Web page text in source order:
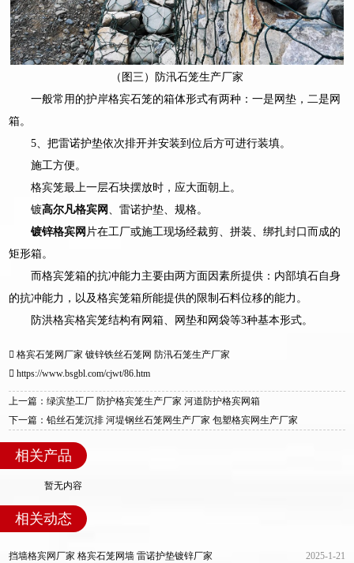
（图三）防汛石笼生产厂家
一般常用的护岸格宾石笼的箱体形式有两种：一是网垫，二是网
箱。
5、把雷诺护垫依次排开并安装到位后方可进行装填。
施工方便。
格宾笼最上一层石块摆放时，应大面朝上。
镀高尔凡格宾网 、雷诺护垫、规格。
镀锌格宾网 片在工厂或施工现场经裁剪、拼装、绑扎封口而成的
矩形箱。
而格宾笼箱的抗冲能力主要由两方面因素所提供：内部填石自身
的抗冲能力，以及格宾笼箱所能提供的限制石料位移的能力。
防洪格宾格宾笼结构有网箱、网垫和网袋等3种基本形式。
格宾石笼网厂家 镀锌铁丝石笼网 防汛石笼生产厂家
https://www.bsgbl.com/cjwt/86.htm
上一篇：绿滨垫工厂 防护格宾笼生产厂家 河道防护格宾网箱
下一篇：铅丝石笼沉排 河堤钢丝石笼网生产厂家 包塑格宾网生产厂家
相关产品
暂无内容
相关动态
挡墙格宾网厂家 格宾石笼网墙 雷诺护垫镀锌厂家 2025-1-21